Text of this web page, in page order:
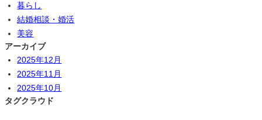
暮らし
結婚相談・婚活
美容
アーカイブ
2025年12月
2025年11月
2025年10月
タグクラウド